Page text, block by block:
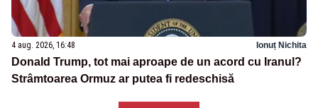
4 aug. 2026, 16:48 Ionuț Nichita
Donald Trump, tot mai aproape de un acord cu Iranul?
Strâmtoarea Ormuz ar putea fi redeschisă